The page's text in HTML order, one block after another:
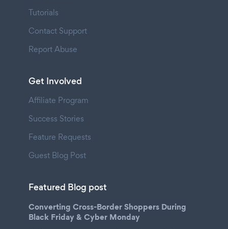
Tutorials
Contact Support
Report Abuse
Get Involved
Affiliate Program
Success Stories
Feature Requests
Guest Blog Post
Featured Blog post
Converting Cross-Border Shoppers During
Black Friday & Cyber Monday